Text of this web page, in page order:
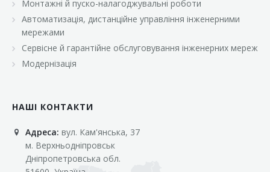
Монтажні й пуско-налагоджувальні роботи
Автоматизація, дистанційне управління інженерними
мережами
Сервісне й гарантійне обслуговування інженерних мереж
Модернізація
НАШІ КОНТАКТИ
Адреса: вул. Кам'янська, 37
м. Верхньодніпровськ
Дніпропетровська обл.